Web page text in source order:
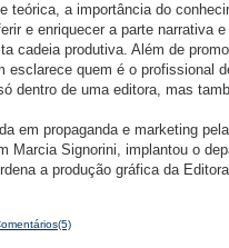
teórica, a importância do
e enriquecer a parte narrativa
cadeia produtiva. Além de
esclarece quem é o profissional
dentro de uma editora, mas
em propaganda e marketing
Marcia Signorini, implantou o
a produção gráfica da